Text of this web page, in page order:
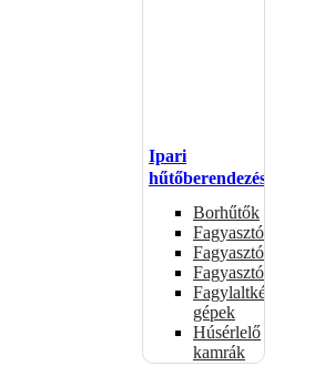
Ipari
hűtőberendezések
Borhűtők
Fagyasztóasztalok
Fagyasztóládák
Fagyasztószekrények
Fagylaltkészítő
gépek
Húsérlelő
kamrák